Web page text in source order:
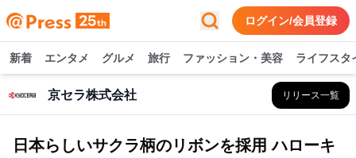
ログイン/会員登録
新着 エンタメ グルメ 旅行 ファッション・美容 ライフスタ
京セラ株式会社 リリース一覧
日本らしいサクラ柄のリボンを採用 ハローキ